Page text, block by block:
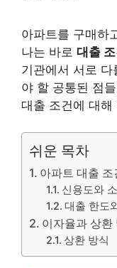
아파트를 구매하
나는 바로 대출
기관에서 서로
야 할 공통된 점
대출 조건에 대해
쉬운 목차
아파트 대출
신용도와
대출 한도
이자율과 상환
상환 방식